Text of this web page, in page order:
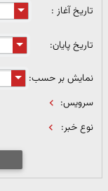
تاریخ آغاز :
تاریخ پایان:
نمایش بر حسب:
سرویس:
نوع خبر: